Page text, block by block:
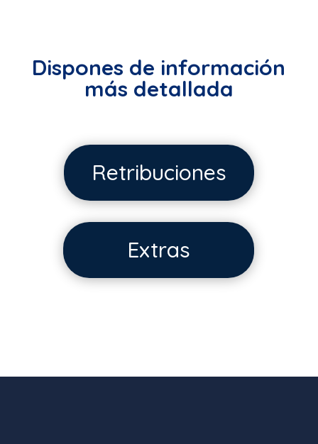
Dispones de información
más detallada
Retribuciones
Extras